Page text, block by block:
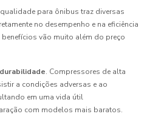
para ônibus traz diversas
no desempenho e na eficiência
vão muito além do preço
durabilidade. Compressores de alta
a condições adversas e ao
em uma vida útil
com modelos mais baratos.